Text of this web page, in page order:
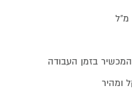
בזמן העבודה
ומהיר